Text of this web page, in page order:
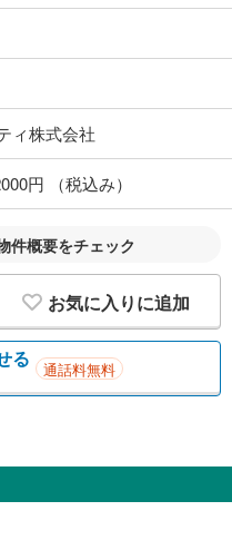
ィ株式会社
円 （税込み）
件概要をチェック
お気に入りに追加
る 通話料無料